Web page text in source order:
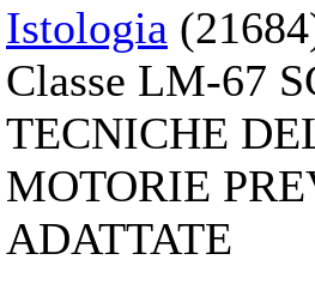
Istologia
Classe LM-67
TECNICHE
MOTORIE
ADATTATE